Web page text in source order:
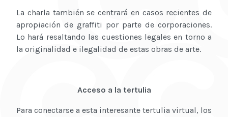
La charla también se centrará en casos recientes de
apropiación de graffiti por parte de corporaciones.
Lo hará resaltando las cuestiones legales en torno a
la originalidad e ilegalidad de estas obras de arte.
Acceso a la tertulia
Para conectarse a esta interesante tertulia virtual, los